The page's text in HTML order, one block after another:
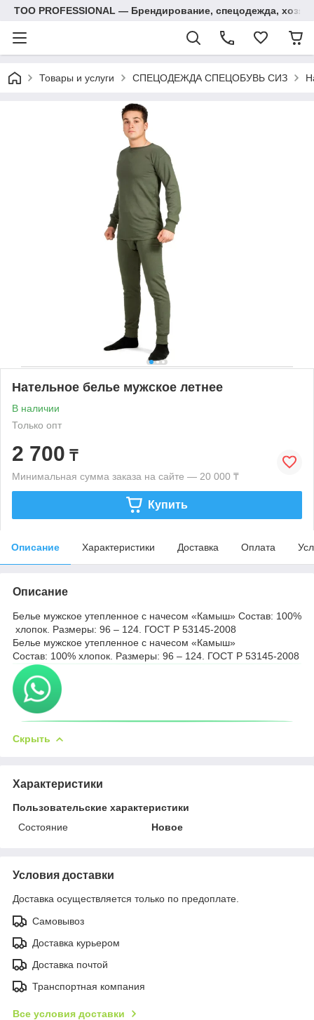
ТОО PROFESSIONAL — Брендирование, спецодежда,
Товары и услуги СПЕЦОДЕЖДА СПЕЦОБУВЬ СИЗ
Нательное белье мужское летнее
В наличии
Только опт
2 700 ₸
Минимальная сумма заказа на сайте — 20 000 ₸
Купить
Описание Характеристики Доставка Оплата
Описание
Белье мужское утепленное с начесом «Камыш» Состав: 100%
хлопок. Размеры: 96 – 124. ГОСТ Р 53145-2008
Белье мужское утепленное с начесом «Камыш»
Состав: 100% хлопок. Размеры: 96 – 124. ГОСТ Р 53145-2008
Скрыть
Характеристики
Пользовательские характеристики
Состояние
Новое
Условия доставки
Доставка осуществляется только по предоплате.
Самовывоз
Доставка курьером
Доставка почтой
Транспортная компания
Все условия доставки